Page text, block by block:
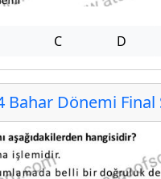
C D
Dönemi Final